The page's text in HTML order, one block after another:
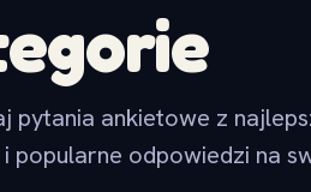
pytania ankietowe z
i popularne odpowiedzi na